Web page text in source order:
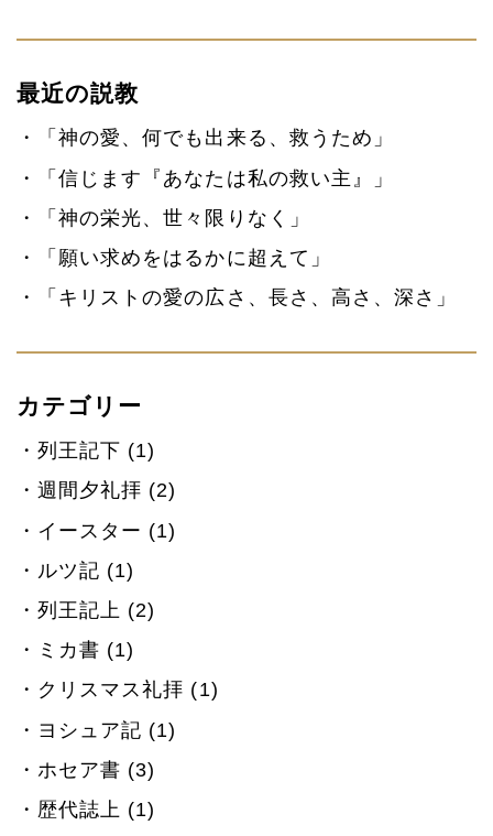
最近の説教
「神の愛、何でも出来る、救うため」
「信じます『あなたは私の救い主』」
「神の栄光、世々限りなく」
「願い求めをはるかに超えて」
「キリストの愛の広さ、長さ、高さ、深さ」
カテゴリー
列王記下 (1)
週間夕礼拝 (2)
イースター (1)
ルツ記 (1)
列王記上 (2)
ミカ書 (1)
クリスマス礼拝 (1)
ヨシュア記 (1)
ホセア書 (3)
歴代誌上 (1)